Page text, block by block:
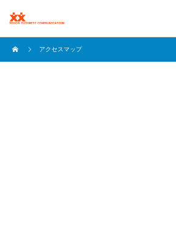
アクセスマップ